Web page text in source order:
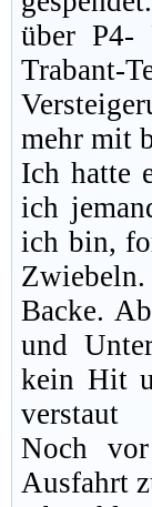
über P4-
mehr mit
Ich hatte
ich
ich bin,
Zwiebeln.
Backe.
und
kein Hit
verstaut
Noch
Ausfahrt